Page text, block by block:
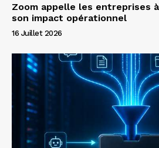
Zoom appelle les entreprises
son impact opérationnel
16 Juillet 2026